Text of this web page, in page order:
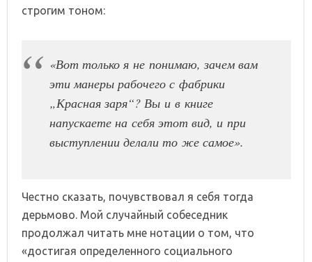
строгим тоном:
«Вот только я не понимаю, зачем вам
эти манеры рабочего с фабрики
„Красная заря“? Вы и в книге
напускаете на себя этот вид, и при
выступлении делали то же самое».
Честно сказать, почувствовал я себя тогда
дерьмово. Мой случайный собеседник
продолжал читать мне нотации о том, что
«достигая определенного социального